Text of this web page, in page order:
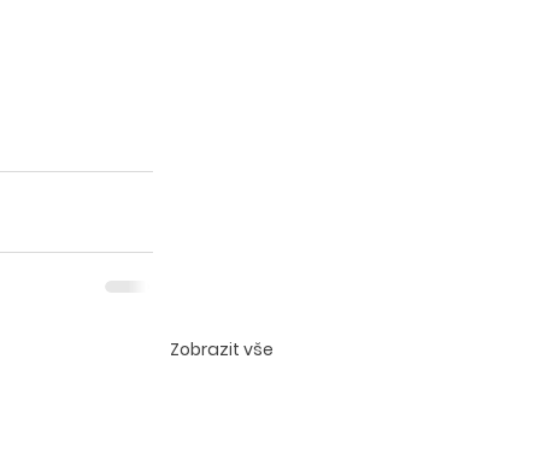
Zobrazit vše